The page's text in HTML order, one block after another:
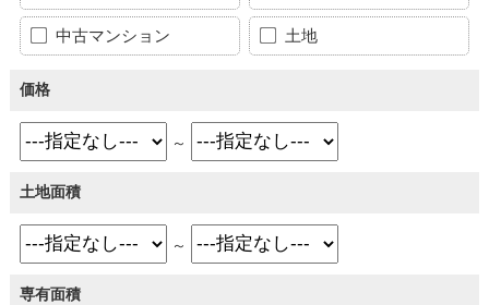
中古マンション 土地
価格
～
土地面積
～
専有面積